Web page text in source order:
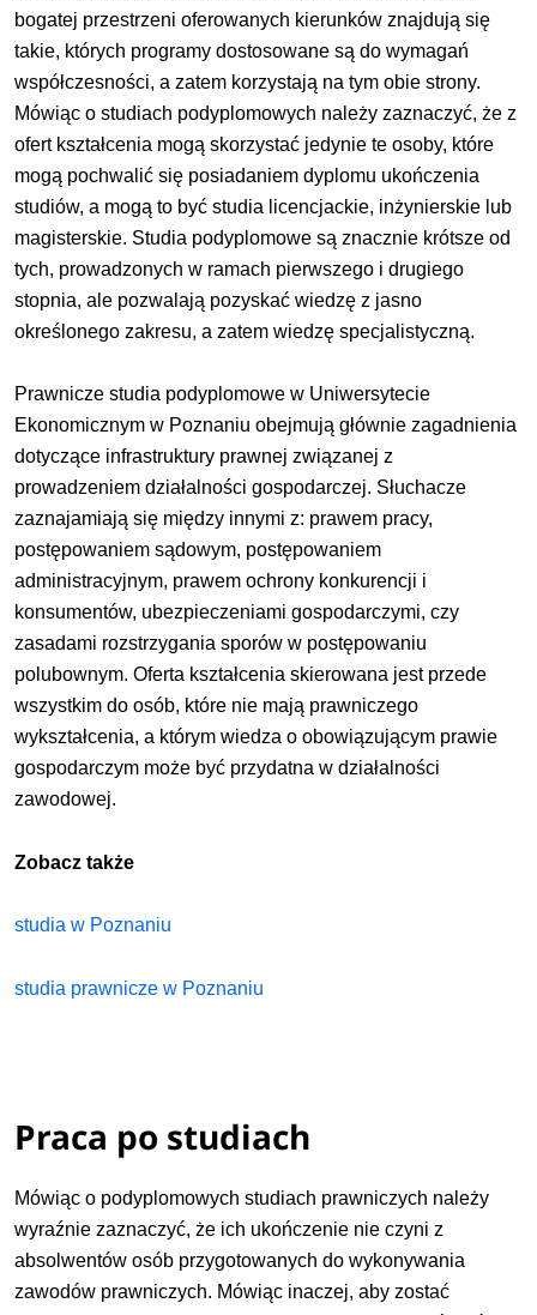
bogatej przestrzeni oferowanych kierunków znajdują się
takie, których programy dostosowane są do wymagań
współczesności, a zatem korzystają na tym obie strony.
Mówiąc o studiach podyplomowych należy zaznaczyć, że z
ofert kształcenia mogą skorzystać jedynie te osoby, które
mogą pochwalić się posiadaniem dyplomu ukończenia
studiów, a mogą to być studia licencjackie, inżynierskie lub
magisterskie. Studia podyplomowe są znacznie krótsze od
tych, prowadzonych w ramach pierwszego i drugiego
stopnia, ale pozwalają pozyskać wiedzę z jasno
określonego zakresu, a zatem wiedzę specjalistyczną.
Prawnicze studia podyplomowe w Uniwersytecie
Ekonomicznym w Poznaniu obejmują głównie zagadnienia
dotyczące infrastruktury prawnej związanej z
prowadzeniem działalności gospodarczej. Słuchacze
zaznajamiają się między innymi z: prawem pracy,
postępowaniem sądowym, postępowaniem
administracyjnym, prawem ochrony konkurencji i
konsumentów, ubezpieczeniami gospodarczymi, czy
zasadami rozstrzygania sporów w postępowaniu
polubownym. Oferta kształcenia skierowana jest przede
wszystkim do osób, które nie mają prawniczego
wykształcenia, a którym wiedza o obowiązującym prawie
gospodarczym może być przydatna w działalności
zawodowej.
Zobacz także
studia w Poznaniu
studia prawnicze w Poznaniu
Praca po studiach
Mówiąc o podyplomowych studiach prawniczych należy
wyraźnie zaznaczyć, że ich ukończenie nie czyni z
absolwentów osób przygotowanych do wykonywania
zawodów prawniczych. Mówiąc inaczej, aby zostać